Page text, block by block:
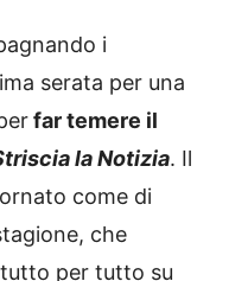
i
serata per una
far temere il
la Notizia. Il
come di
che
tutto per tutto su